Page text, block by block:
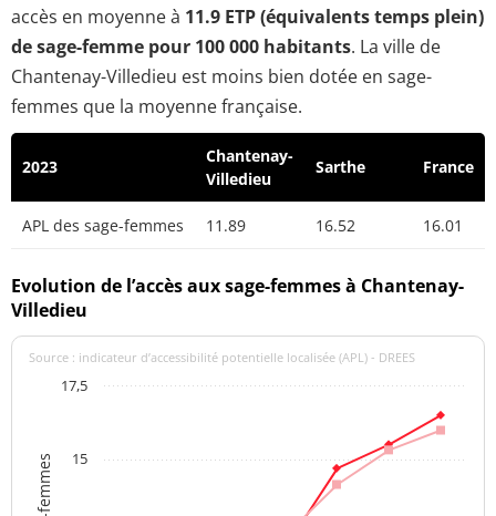
accès en moyenne à 11.9 ETP (équivalents temps plein)
de sage-femme pour 100 000 habitants. La ville de
Chantenay-Villedieu est moins bien dotée en sage-
femmes que la moyenne française.
2023
Chantenay-
Villedieu
Sarthe France
APL des sage-femmes 11.89 16.52 16.01
Evolution de l’accès aux sage-femmes à Chantenay-
Villedieu
Source : indicateur d’accessibilité potentielle localisée (APL) - DREES
15
17,5